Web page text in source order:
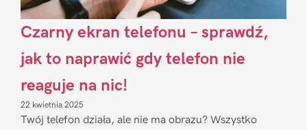
Czarny ekran telefonu – sprawdź,
jak to naprawić gdy telefon nie
reaguje na nic!
22 kwietnia 2025
Twój telefon działa, ale nie ma obrazu? Wszystko